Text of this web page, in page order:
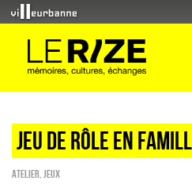
Jeu de rôle en
Atelier Jeux